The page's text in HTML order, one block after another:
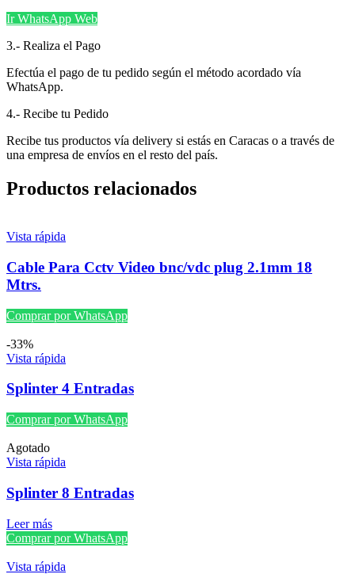
Ir WhatsApp Web
3.- Realiza el Pago
Efectúa el pago de tu pedido según el método acordado vía
WhatsApp.
4.- Recibe tu Pedido
Recibe tus productos vía delivery si estás en Caracas o a través de
una empresa de envíos en el resto del país.
Productos relacionados
Vista rápida
Cable Para Cctv Video bnc/vdc plug 2.1mm 18
Mtrs.
Comprar por WhatsApp
-33%
Vista rápida
Splinter 4 Entradas
Comprar por WhatsApp
Agotado
Vista rápida
Splinter 8 Entradas
Leer más
Comprar por WhatsApp
Vista rápida